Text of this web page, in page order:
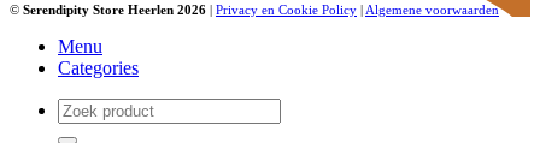
© Serendipity Store Heerlen 2026 | Privacy en Cookie Policy | Algemene voorwaarden
Menu
Categories
Zoeken
naar: